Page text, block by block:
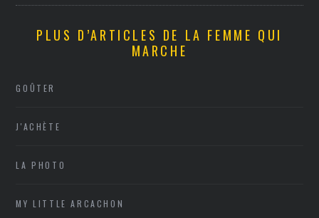
PLUS D’ARTICLES DE LA FEMME QUI
MARCHE
GOÛTER
J'ACHÈTE
LA PHOTO
MY LITTLE ARCACHON